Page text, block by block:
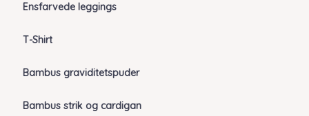
Ensfarvede leggings
T-Shirt
Bambus graviditetspuder
Bambus strik og cardigan